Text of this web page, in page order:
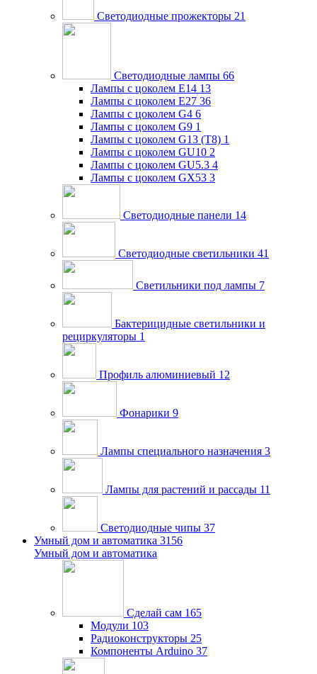
Светодиодные прожекторы 21
Светодиодные лампы 66
Лампы с цоколем E14 13
Лампы с цоколем E27 36
Лампы с цоколем G4 6
Лампы с цоколем G9 1
Лампы с цоколем G13 (Т8) 1
Лампы с цоколем GU10 2
Лампы с цоколем GU5.3 4
Лампы с цоколем GX53 3
Светодиодные панели 14
Светодиодные светильники 41
Светильники под лампы 7
Бактерицидные светильники и
рециркуляторы 1
Профиль алюминиевый 12
Фонарики 9
Лампы специального назначения 3
Лампы для растений и рассады 11
Светодиодные чипы 37
Умный дом и автоматика 3156
Умный дом и автоматика
Сделай сам 165
Модули 103
Радиоконструкторы 25
Компоненты Arduino 37